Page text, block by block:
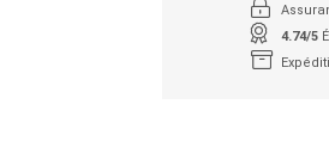
4.74/5